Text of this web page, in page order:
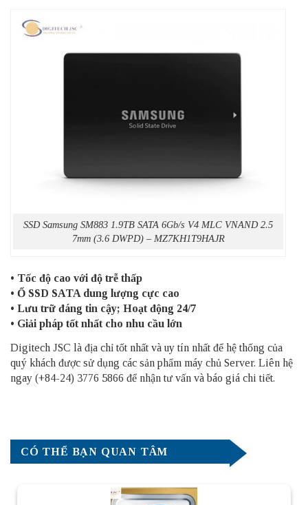
SSD Samsung SM883 1.9TB SATA 6Gb/s V4 MLC VNAND 2.5
7mm (3.6 DWPD) – MZ7KH1T9HAJR
• Tốc độ cao với độ trễ thấp
• Ổ SSD SATA dung lượng cực cao
• Lưu trữ đáng tin cậy; Hoạt động 24/7
• Giải pháp tốt nhất cho nhu cầu lớn
Digitech JSC là địa chỉ tốt nhất và uy tín nhất để hệ thống của
quý khách được sử dụng các sản phẩm máy chủ Server. Liên hệ
ngay (+84-24) 3776 5866 để nhận tư vấn và báo giá chi tiết.
CÓ THỂ BẠN QUAN TÂM